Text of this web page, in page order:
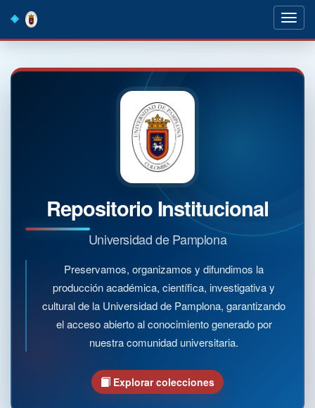
navigation
Repositorio Institucional
Universidad de Pamplona
Preservamos, organizamos y difundimos la
producción académica, científica, investigativa y
cultural de la Universidad de Pamplona, garantizando
el acceso abierto al conocimiento generado por
nuestra comunidad universitaria.
Explorar colecciones